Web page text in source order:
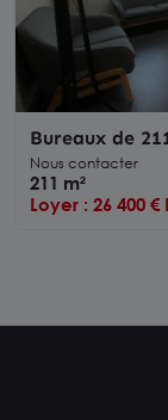
Bureaux de
de Poitiers,
Nous contacter
211 m²
Loyer : 26 400 €